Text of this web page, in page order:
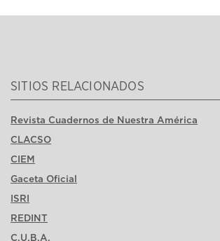
SITIOS RELACIONADOS
Revista Cuadernos de Nuestra América
CLACSO
CIEM
Gaceta Oficial
ISRI
REDINT
C.U.B.A.